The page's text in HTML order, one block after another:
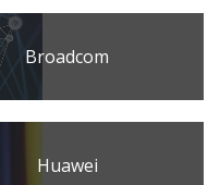
Broadcom
Huawei